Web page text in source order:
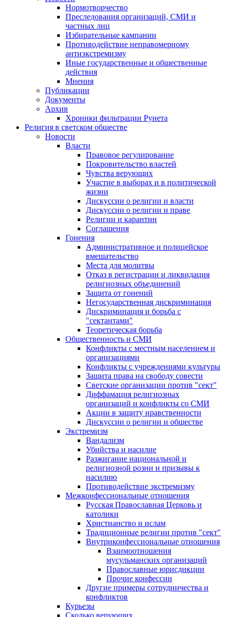
Нормотворчество
Преследования организаций, СМИ и
частных лиц
Избирательные кампании
Противодействие неправомерному
антиэкстремизму
Иные государственные и общественные
действия
Мнения
Публикации
Документы
Архив
Хроники фильтрации Рунета
Религия в светском обществе
Новости
Власти
Правовое регулирование
Покровительство властей
Чувства верующих
Участие в выборах и в политической
жизни
Дискуссии о религии и власти
Дискуссии о религии и праве
Религии и карантин
Соглашения
Гонения
Административное и полицейское
вмешательство
Места для молитвы
Отказ в регистрации и ликвидация
религиозных объединений
Защита от гонений
Негосударственная дискриминация
Дискриминация и борьба с
"сектантами"
Теоретическая борьба
Общественность и СМИ
Конфликты с местным населением и
организациями
Конфликты с учреждениями культуры
Защита права на свободу совести
Светские организации против "сект"
Диффамация религиозных
организаций и конфликты со СМИ
Акции в защиту нравственности
Дискуссии о религии и обществе
Экстремизм
Вандализм
Убийства и насилие
Разжигание национальной и
религиозной розни и призывы к
насилию
Противодействие экстремизму
Межконфессиональные отношения
Русская Православная Церковь и
католики
Христианство и ислам
Традиционные религии против "сект"
Внутриконфессиональные отношения
Взаимоотношения
мусульманских организаций
Православные юрисдикции
Прочие конфессии
Другие примеры сотрудничества и
конфликтов
Курьезы